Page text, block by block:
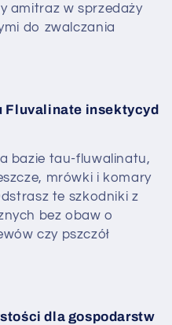
amitraz w sprzedaży
do zwalczania
Fluvalinate insektycyd
bazie tau-fluwalinatu,
mrówki i komary
te szkodniki z
bez obaw o
czy pszczół
dla gospodarstw